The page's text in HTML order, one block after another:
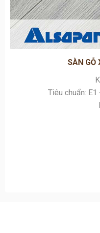
SÀN GỖ
Tiêu chuẩn: